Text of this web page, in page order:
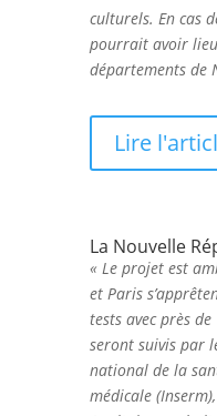
culturels. En cas
pourrait avoir
départements de
Lire
La Nouvelle
« Le projet est
et Paris
tests avec près
seront suivis par
national de la
médicale